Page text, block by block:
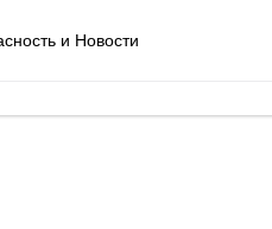
и Новости